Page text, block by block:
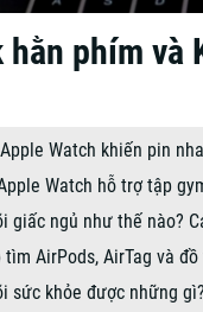
hằn phím và
Watch khiến pin
Watch hỗ trợ tập
giấc ngủ như thế nào?
AirPods, AirTag và
sức khỏe được những